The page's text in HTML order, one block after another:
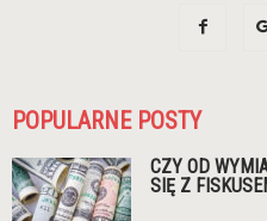
POPULARNE POSTY
CZY OD
SIĘ Z